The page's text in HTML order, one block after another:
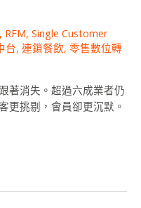
, RFM, Single Customer
台, 連鎖餐飲, 零售數位轉
著消失。超過六成業者仍
更挑剔，會員卻更沉默。